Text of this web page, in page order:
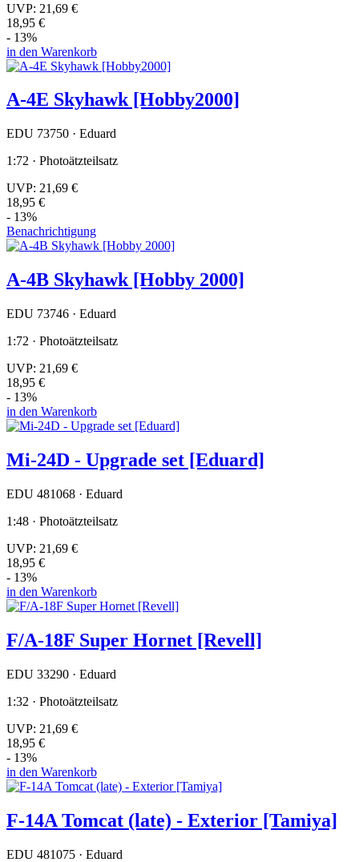
UVP: 21,69 €
18,95 €
- 13%
in den Warenkorb
A-4E Skyhawk [Hobby2000]
EDU 73750 · Eduard
1:72 · Photoätzteilsatz
UVP: 21,69 €
18,95 €
- 13%
Benachrichtigung
A-4B Skyhawk [Hobby 2000]
EDU 73746 · Eduard
1:72 · Photoätzteilsatz
UVP: 21,69 €
18,95 €
- 13%
in den Warenkorb
Mi-24D - Upgrade set [Eduard]
EDU 481068 · Eduard
1:48 · Photoätzteilsatz
UVP: 21,69 €
18,95 €
- 13%
in den Warenkorb
F/A-18F Super Hornet [Revell]
EDU 33290 · Eduard
1:32 · Photoätzteilsatz
UVP: 21,69 €
18,95 €
- 13%
in den Warenkorb
F-14A Tomcat (late) - Exterior [Tamiya]
EDU 481075 · Eduard